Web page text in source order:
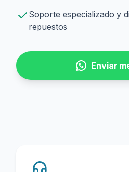
Soporte especializado y
repuestos
Enviar